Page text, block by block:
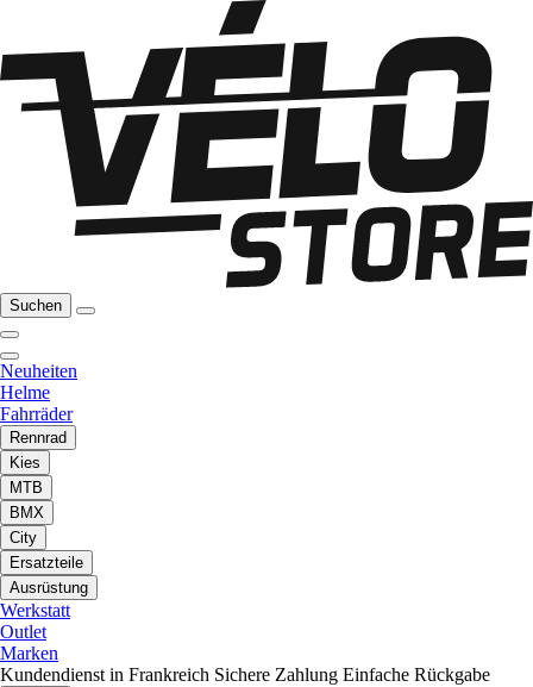
Suchen
Neuheiten
Helme
Fahrräder
Rennrad
Kies
MTB
BMX
City
Ersatzteile
Ausrüstung
Werkstatt
Outlet
Marken
Kundendienst in Frankreich Sichere Zahlung Einfache Rückgabe